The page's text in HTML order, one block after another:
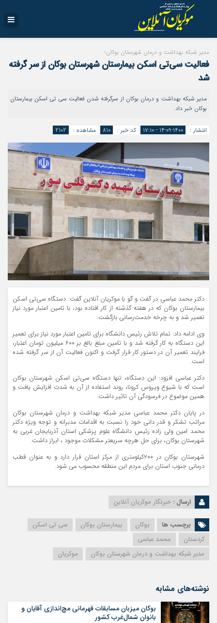
مدیر شبکه بهداشت و درمان شهرستان بوکان؛
فعالیت سی‌تی اسکن بیمارستان شهرستان بوکان از سر گرفته
شد
مدیر شبکه بهداشت و درمان بوکان از سرگرفته شدن فعالیت سی تی اسکن بیمارستان
بوکان خبر داد.
انتشار : 1400-09-14 - ۱۷:۱۰ کد خبر : 810 مشاهده : 2102
دکتر محمد عباسی در گفت و گو با موکریان آنلاین گفت: دستگاه سی‌تی اسکن
بیمارستان بوکان که در هفته گذشته از کار افتاده بود، با تامین اعتبار مورد نیاز
تعمیر شد و به چرخه خدمت‌رسانی بازگشت.
وی ادامه داد: تمام تلاش رئیس دانشگاه برای تامین اعتبار مورد نیاز برای تعمیر
این دستگاه به کار گرفته شد و با تامین مبلغ بالغ بر ۶۰۰ میلیون تومان اعتبار،
فرایند تعمیر آن در دستور کار قرار گرفت و اکنون فعالیت آن از سر گرفته شده
است.
دکتر عباسی افزود: این دستگاه، تنها دستگاه سی‌تی‌ اسکن شهرستان بوکان
است که با شیوع ویروس کرونا، روند استفاده از آن به شدت افزایش یافت و
همین موضوع در فرسودگی آن تاثیر داشت.
در پایان دکتر محمد عباسی مدیر شبکه بهداشت و درمان شهرستان بوکان
مراتب تشکر و قدر دانی خود را نسبت به اقدامات مدبرانه و توجه ویژه دکتر
محمد امین ولی زاده رئیس دانشگاه علوم پزشکی استان آذربایجان غربی به
شهرستان بوکان، برای حل هرچه سریعتر مشکلات موجود ، ابراز داشت.
شهرستان بوکان در ۲۰۰کیلومتری از مرکز استان قرار دارد و به عنوان قطب
درمانی جنوب استان برای مردم این منطقه محسوب می شود.
ارسال : خبرنگار موکریان آنلاین
برچسب ها بوکان بیمارستان بوکان
سی تی اسکن
کردستان
محمد عباسی
مدیر شبکه بهداشت و درمان شهرستان بوکان
موکریان
نوشته‌های مشابه
بوکان میزبان مسابقات قهرمانی مچ‌اندازی آقایان و
بانوان شمال‌غرب کشور